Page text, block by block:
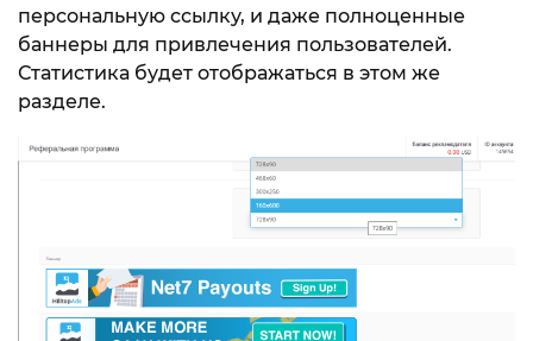
персональную ссылку, и даже полноценные
баннеры для привлечения пользователей.
Статистика будет отображаться в этом же
разделе.